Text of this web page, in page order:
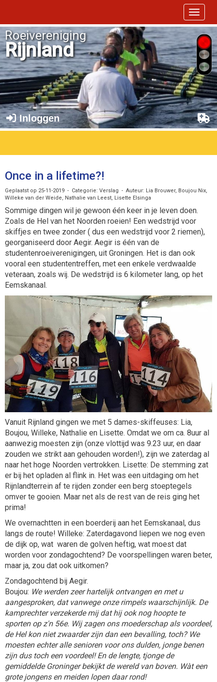
Toggle
Roeivereniging
Rijnland
Inloggen
Once in a lifetime?!
Geplaatst op 25-11-2019 - Categorie: Verslag - Auteur: Lia Brouwer, Boujou Nix,
Willeke van der Weide, Nathalie van Leest, Lisette Elsinga
Sommige dingen wil je gewoon één keer in je leven doen.
Zoals de Hel van het Noorden roeien! Een wedstrijd voor
skiffjes en twee zonder ( dus een wedstrijd voor 2 riemen),
georganiseerd door Aegir. Aegir is één van de
studentenroeiverenigingen, uit Groningen. Het is dan ook
vooral een studententreffen, met een enkele verdwaalde
veteraan, zoals wij. De wedstrijd is 6 kilometer lang, op het
Eemskanaal.
Vanuit Rijnland gingen we met 5 dames-skiffeuses: Lia,
Boujou, Willeke, Nathalie en Lisette. Omdat we om ca. 8uur al
aanwezig moesten zijn (onze vlottijd was 9.23 uur, en daar
zouden we strikt aan gehouden worden!), zijn we zaterdag al
naar het hoge Noorden vertrokken. Lisette: De stemming zat
er bij het opladen al flink in. Het was een uitdaging om het
Rijnlandterrein af te rijden zonder een berg stoeptegels
omver te gooien. Maar net als de rest van de reis ging het
prima!
We overnachtten in een boerderij aan het Eemskanaal, dus
langs de route! Willeke: Zaterdagavond liepen we nog even
de dijk op, wat waren de golven heftig, wat moest dat
worden voor zondagochtend? De voorspellingen waren beter,
maar ja, zou dat ook uitkomen?
Zondagochtend bij Aegir.
Boujou: We werden zeer hartelijk ontvangen en met u
aangesproken, dat vanwege onze rimpels waarschijnlijk. De
kamprechter verzekerde mij dat hij ook nog hoopte te
sporten op z'n 56e. Wij zagen ons moederschap als voordeel,
de Hel kon niet zwaarder zijn dan een bevalling, toch? We
moesten echter alle senioren voor ons dulden, jonge benen
zijn dus toch een voordeel! En de lengte, tjonge de
gemiddelde Groninger bekijkt de wereld van boven. Wàt een
grote jongens en meiden lopen daar rond!